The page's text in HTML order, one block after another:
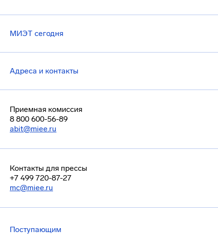
МИЭТ сегодня
Адреса и контакты
Приемная комиссия
8 800 600-56-89
abit@miee.ru
Контакты для прессы
+7 499 720-87-27
mc@miee.ru
Поступающим